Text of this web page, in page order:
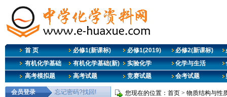
首 页 必修1(新课标) 必修1(2019) 必修2(新课标)
有机化学基础
有机化学基础(新) 实验化学 化学与生活
高考模拟题
高考试题 竞赛试题 会考试题
您现在的位置： 首页 > 物质结构与性